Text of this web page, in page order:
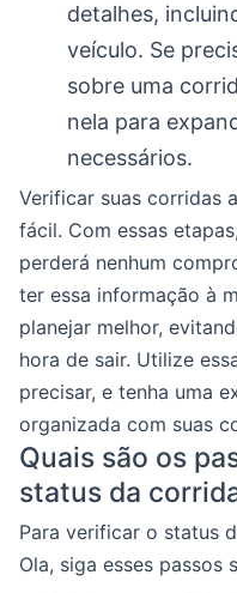
detalhes,
veículo. Se
sobre uma
nela para
necessários.
Verificar suas corridas
fácil. Com essas
perderá nenhum
ter essa informação à
planejar melhor,
hora de sair. Utilize
precisar, e tenha uma
organizada com suas
Quais são os
status da
Para verificar o status
Ola, siga esses passos